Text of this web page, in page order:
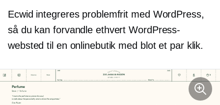
Ecwid integreres problemfrit med WordPress,
så du kan forvandle ethvert WordPress-
websted til en onlinebutik med blot et par klik.